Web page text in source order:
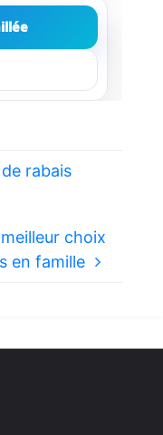
rabais
choix
en famille